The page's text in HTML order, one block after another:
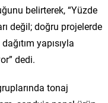
belirterek, “Yüzde
değil; doğru projelerde
yapısıyla
dedi.
tonaj